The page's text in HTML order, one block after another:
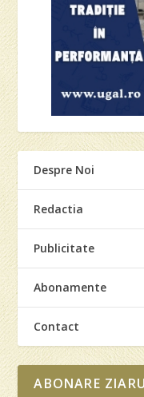
Despre Noi
Redactia
Publicitate
Abonamente
Contact
ABONARE